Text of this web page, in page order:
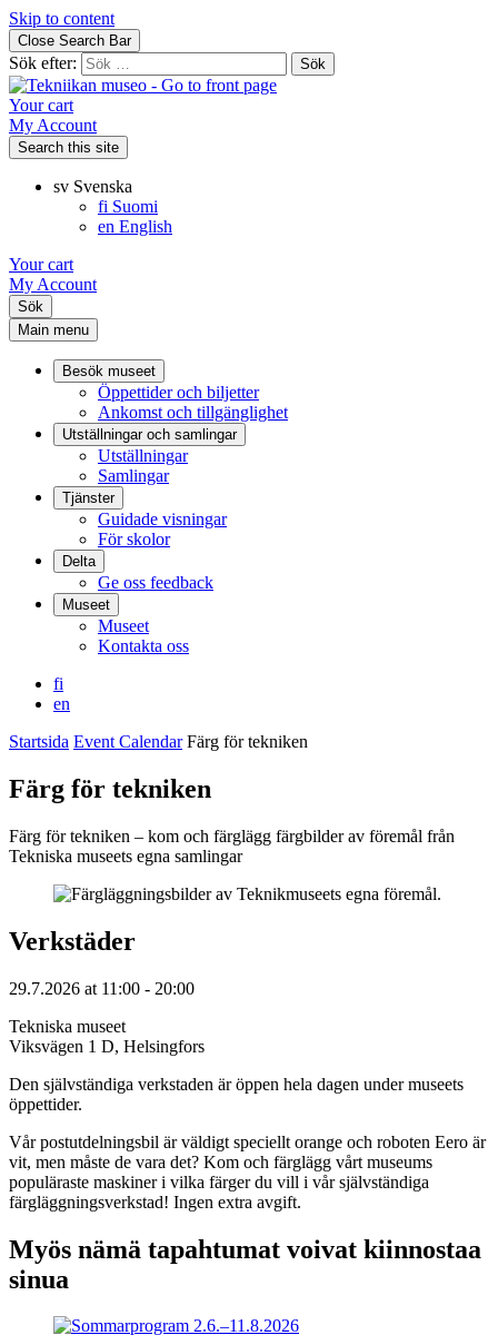
Skip to content
Close Search Bar
Sök efter:
Your cart
My Account
Search this site
sv Svenska
fi Suomi
en English
Your cart
My Account
Sök
Main menu
Besök museet
Öppettider och biljetter
Ankomst och tillgänglighet
Utställningar och samlingar
Utställningar
Samlingar
Tjänster
Guidade visningar
För skolor
Delta
Ge oss feedback
Museet
Museet
Kontakta oss
fi
en
Startsida Event Calendar Färg för tekniken
Färg för tekniken
Färg för tekniken – kom och färglägg färgbilder av föremål från
Tekniska museets egna samlingar
Verkstäder
29.7.2026 at 11:00 - 20:00
Tekniska museet
Viksvägen 1 D, Helsingfors
Den självständiga verkstaden är öppen hela dagen under museets
öppettider.
Vår postutdelningsbil är väldigt speciellt orange och roboten Eero är
vit, men måste de vara det? Kom och färglägg vårt museums
populäraste maskiner i vilka färger du vill i vår självständiga
färgläggningsverkstad! Ingen extra avgift.
Myös nämä tapahtumat voivat kiinnostaa
sinua